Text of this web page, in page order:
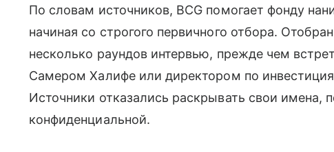
По словам источников, BCG помогает фонду
начиная со строгого первичного отбора.
несколько раундов интервью, прежде чем
Самером Халифе или директором по
Источники отказались раскрывать свои имена,
конфиденциальной.